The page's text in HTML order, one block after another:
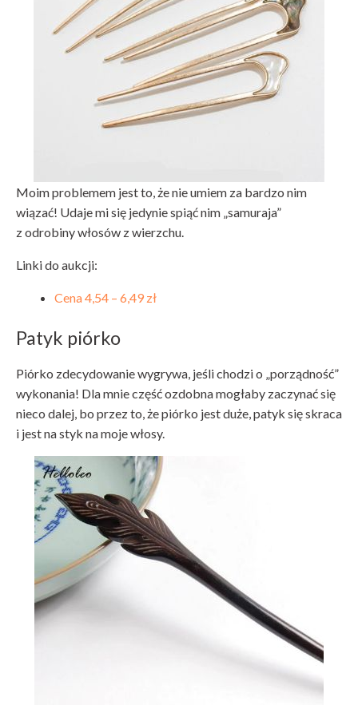
Moim problemem jest to, że nie umiem za bardzo nim
wiązać! Udaje mi się jedynie spiąć nim „samuraja”
z odrobiny włosów z wierzchu.
Linki do aukcji:
Cena 4,54 – 6,49 zł
Patyk piórko
Piórko zdecydowanie wygrywa, jeśli chodzi o „porządność”
wykonania! Dla mnie część ozdobna mogłaby zaczynać się
nieco dalej, bo przez to, że piórko jest duże, patyk się skraca
i jest na styk na moje włosy.